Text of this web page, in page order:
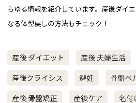
らゆる情報を紹介しています。産後ダイ
なる体型戻しの方法もチェック！
産後 ダイエット 産後 夫婦生活
産後クライシス
避妊
骨盤ベ
産後 骨盤矯正
産後ケア
名付